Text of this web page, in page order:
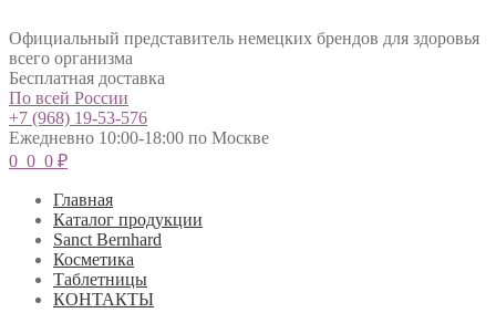
Официальный представитель немецких брендов для здоровья
всего организма
Бесплатная доставка
По всей России
+7 (968) 19-53-576
Ежедневно 10:00-18:00 по Москве
0 0 0 ₽
Главная
Каталог продукции
Sanct Bernhard
Косметика
Таблетницы
КОНТАКТЫ